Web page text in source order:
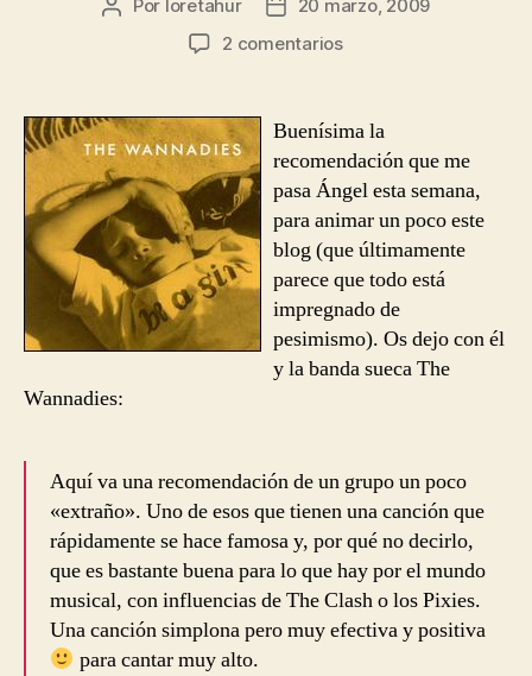
Autor
Por loretahur
Fecha20 marzo, 2009
2 comentariosen
and
Me
Song
[Recomendación]
Buenísima la
recomendación que me
pasa Ángel esta semana,
para animar un poco este
blog (que últimamente
parece que todo está
impregnado de
pesimismo). Os dejo con él
y la banda sueca The
Wannadies:
Aquí va una recomendación de un grupo un poco
«extraño». Uno de esos que tienen una canción que
rápidamente se hace famosa y, por qué no decirlo,
que es bastante buena para lo que hay por el mundo
musical, con influencias de The Clash o los Pixies.
Una canción simplona pero muy efectiva y positiva
para cantar muy alto.